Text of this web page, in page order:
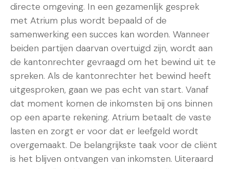
directe omgeving. In een gezamenlijk gesprek
met Atrium plus wordt bepaald of de
samenwerking een succes kan worden. Wanneer
beiden partijen daarvan overtuigd zijn, wordt aan
de kantonrechter gevraagd om het bewind uit te
spreken. Als de kantonrechter het bewind heeft
uitgesproken, gaan we pas echt van start. Vanaf
dat moment komen de inkomsten bij ons binnen
op een aparte rekening. Atrium betaalt de vaste
lasten en zorgt er voor dat er leefgeld wordt
overgemaakt. De belangrijkste taak voor de cliënt
is het blijven ontvangen van inkomsten. Uiteraard